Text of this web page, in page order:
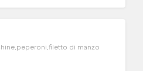
di manzo